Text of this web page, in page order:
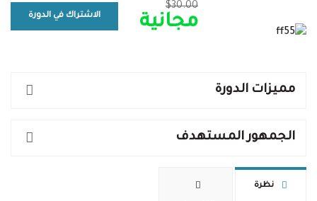
$30.00
مجانية الاشتراك في الدورة
مميزات الدورة
الجمهور المستهدف
نظرة